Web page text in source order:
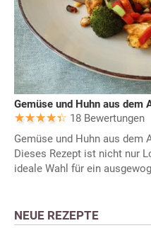
Gemüse und Huhn aus dem
18 Bewertungen
Gemüse und Huhn aus
Dieses Rezept ist nicht nur
ideale Wahl für ein
NEUE REZEPTE